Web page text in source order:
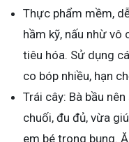
Thực phẩm mềm,
hầm kỹ, nấu nhừ
tiêu hóa. Sử dụng
co bóp nhiều, hạn
Trái cây: Bà bầu
chuối, đu đủ, vừa
em bé trong bụng.